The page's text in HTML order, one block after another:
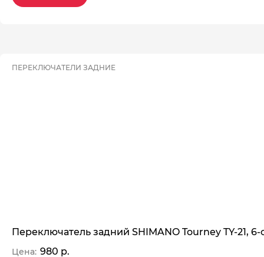
ПЕРЕКЛЮЧАТЕЛИ ЗАДНИЕ
Переключатель задний SHIMANO Tourney TY-21,
Цена: 980 р.